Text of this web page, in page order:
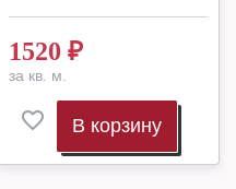
1520 ₽
за кв. м.
В корзину